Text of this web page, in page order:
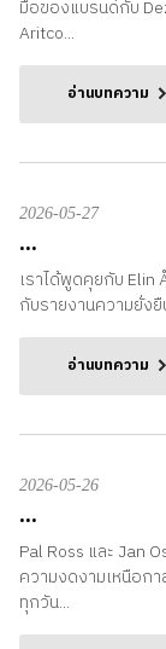
มือของแบรนด์กับ
Aritco...
อ่านบทความ
2026-05-27
...
เราได้พูดคุยกับ Elin
กับรายงานความยั่ง
อ่านบทความ
2026-05-26
...
Pal Ross และ Jan
ความงดงามเหนือก
ทุกวัน...